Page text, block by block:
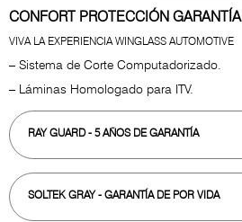
CONFORT PROTECCIÓN GARANTÍA
VIVA LA EXPERIENCIA WINGLASS AUTOMOTIVE
– Sistema de Corte Computadorizado.
– Láminas Homologado para ITV.
RAY GUARD- 5 AÑOS DE GARANTÍA
SOLTEK GRAY - GARANTÍA DE POR VIDA